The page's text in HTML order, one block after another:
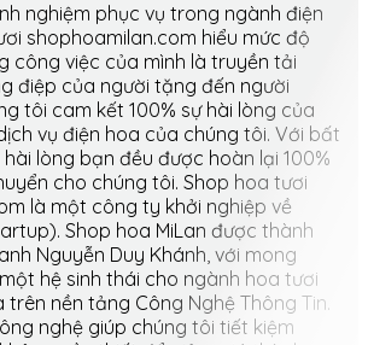
nghiệm phục vụ trong ngành điện
shophoamilan.com hiểu mức độ
công việc của mình là truyền tải
điệp của người tặng đến người
tôi cam kết 100% sự hài lòng của
vụ điện hoa của chúng tôi. Với bất
lòng bạn đều được hoàn lại 100%
cho chúng tôi. Shop hoa tươi
là một công ty khởi nghiệp về
Shop hoa MiLan được thành
Nguyễn Duy Khánh, với mong
hệ sinh thái cho ngành hoa tươi
nền tảng Công Nghệ Thông Tin.
nghệ giúp chúng tôi tiết kiệm